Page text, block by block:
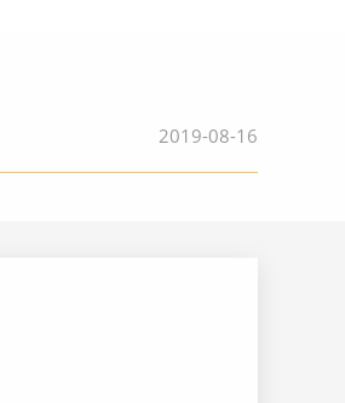
2019-08-16